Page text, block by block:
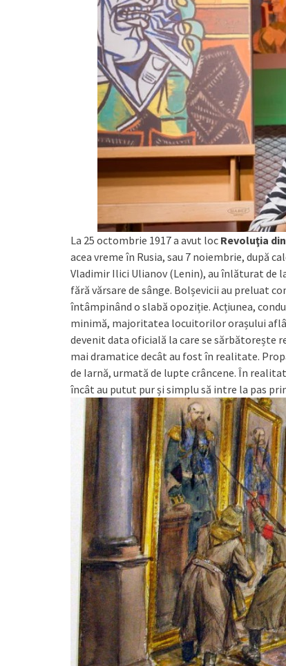
La 25 octombrie 1917 a avut loc Revoluţia
acea vreme în Rusia, sau 7 noiembrie, după
Vladimir Ilici Ulianov (Lenin), au înlăturat de
fără vărsare de sânge. Bolșevicii au preluat
întâmpinând o slabă opoziție. Acțiunea,
minimă, majoritatea locuitorilor orașului
devenit data oficială la care se sărbătorește
mai dramatice decât au fost în realitate.
de Iarnă, urmată de lupte crâncene. În
încât au putut pur și simplu să intre la pas